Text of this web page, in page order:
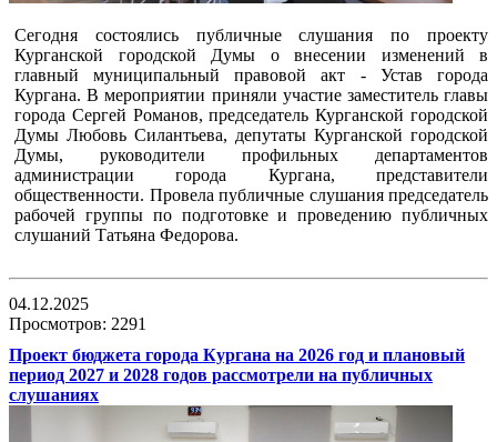
Сегодня состоялись публичные слушания по проекту
Курганской городской Думы о внесении изменений в
главный муниципальный правовой акт - Устав города
Кургана. В мероприятии приняли участие заместитель главы
города Сергей Романов, председатель Курганской городской
Думы Любовь Силантьева, депутаты Курганской городской
Думы, руководители профильных департаментов
администрации города Кургана, представители
общественности. Провела публичные слушания председатель
рабочей группы по подготовке и проведению публичных
слушаний Татьяна Федорова.
04.12.2025
Просмотров: 2291
Проект бюджета города Кургана на 2026 год и плановый
период 2027 и 2028 годов рассмотрели на публичных
слушаниях